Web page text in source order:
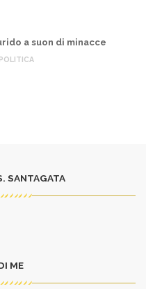
a suon di minacce
SANTAGATA
ME